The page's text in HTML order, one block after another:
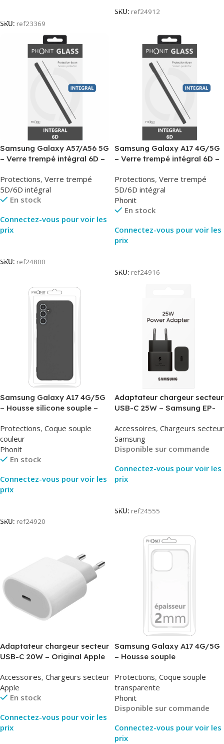
SKU: ref23369
SKU: ref24912
Samsung Galaxy A57/A56 5G
– Verre trempé intégral 6D –
Protections, Verre trempé
5D/6D intégral
En stock
Connectez-vous pour voir les
prix
SKU: ref24800
Samsung Galaxy A17 4G/5G
– Verre trempé intégral 6D –
Protections, Verre trempé
5D/6D intégral
Phonit
En stock
Connectez-vous pour voir les
prix
SKU: ref24916
Samsung Galaxy A17 4G/5G
– Housse silicone souple –
Protections, Coque souple
couleur
Phonit
En stock
Connectez-vous pour voir les
prix
SKU: ref24920
Adaptateur chargeur secteur
USB-C 25W – Samsung EP-
Packaging Original
Accessoires, Chargeurs secteur
Samsung
Disponible sur commande
Connectez-vous pour voir les
prix
SKU: ref24555
Adaptateur chargeur secteur
USB-C 20W – Original Apple
Accessoires, Chargeurs secteur
Apple
En stock
Connectez-vous pour voir les
prix
Samsung Galaxy A17 4G/5G
– Housse souple
Protections, Coque souple
transparente
Phonit
Disponible sur commande
Connectez-vous pour voir les
prix